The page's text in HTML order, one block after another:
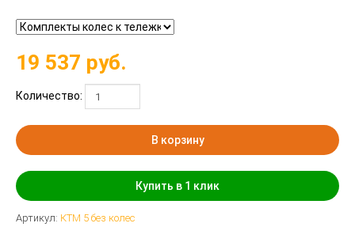
19 537 руб.
Количество:
В корзину
Купить в 1 клик
Артикул: КТМ 5 без колес